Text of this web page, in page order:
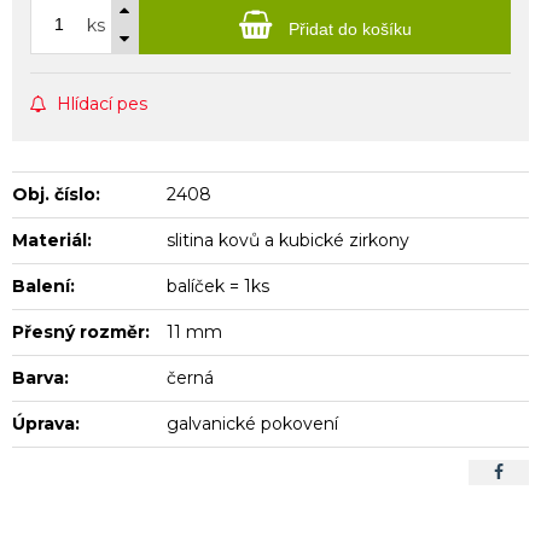
ks Přidat do košíku
Hlídací pes
Obj. číslo: 2408
Materiál: slitina kovů a kubické zirkony
Balení: balíček = 1ks
Přesný rozměr: 11 mm
Barva: černá
Úprava: galvanické pokovení